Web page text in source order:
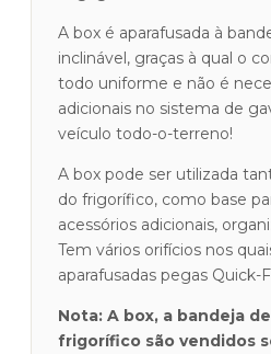
A box é aparafusada à
inclinável, graças à qual o
todo uniforme e não é
adicionais no sistema de
veículo todo-o-terreno!
A box pode ser utilizada
do frigorífico, como base
acessórios adicionais,
Tem vários orifícios nos
aparafusadas pegas Quick-
Nota: A box, a bandeja
frigorífico são vendidos